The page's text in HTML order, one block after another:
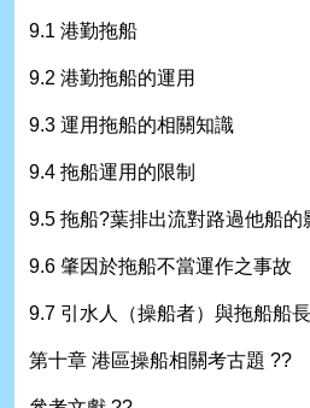
9.1 港勤拖船
9.2 港勤拖船的運用
9.3 運用拖船的相關知識
9.4 拖船運用的限制
9.5 拖船?葉排出流對路過他船的
9.6 肇因於拖船不當運作之事故
9.7 引水人（操船者）與拖船船
第十章 港區操船相關考古題 ??